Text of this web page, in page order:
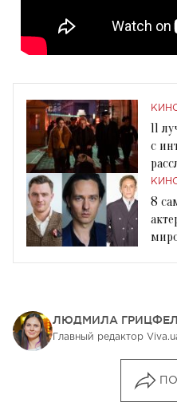
11
с
8
ЛЮДМИЛА
Главный редактор